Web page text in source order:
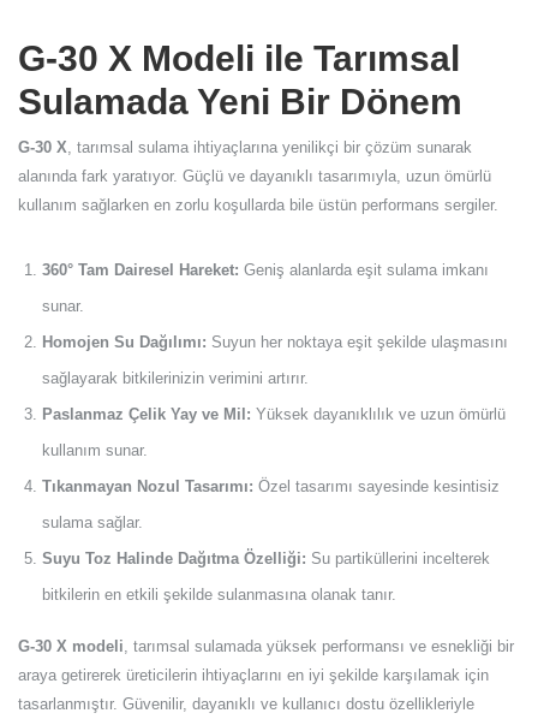
G-30 X Modeli ile Tarımsal
Sulamada Yeni Bir Dönem
G-30 X , tarımsal sulama ihtiyaçlarına yenilikçi bir çözüm sunarak
alanında fark yaratıyor. Güçlü ve dayanıklı tasarımıyla, uzun ömürlü
kullanım sağlarken en zorlu koşullarda bile üstün performans sergiler.
360° Tam Dairesel Hareket: Geniş alanlarda eşit sulama imkanı
sunar.
Homojen Su Dağılımı: Suyun her noktaya eşit şekilde ulaşmasını
sağlayarak bitkilerinizin verimini artırır.
Paslanmaz Çelik Yay ve Mil: Yüksek dayanıklılık ve uzun ömürlü
kullanım sunar.
Tıkanmayan Nozul Tasarımı: Özel tasarımı sayesinde kesintisiz
sulama sağlar.
Suyu Toz Halinde Dağıtma Özelliği: Su partiküllerini incelterek
bitkilerin en etkili şekilde sulanmasına olanak tanır.
G-30 X modeli , tarımsal sulamada yüksek performansı ve esnekliği bir
araya getirerek üreticilerin ihtiyaçlarını en iyi şekilde karşılamak için
tasarlanmıştır. Güvenilir, dayanıklı ve kullanıcı dostu özellikleriyle